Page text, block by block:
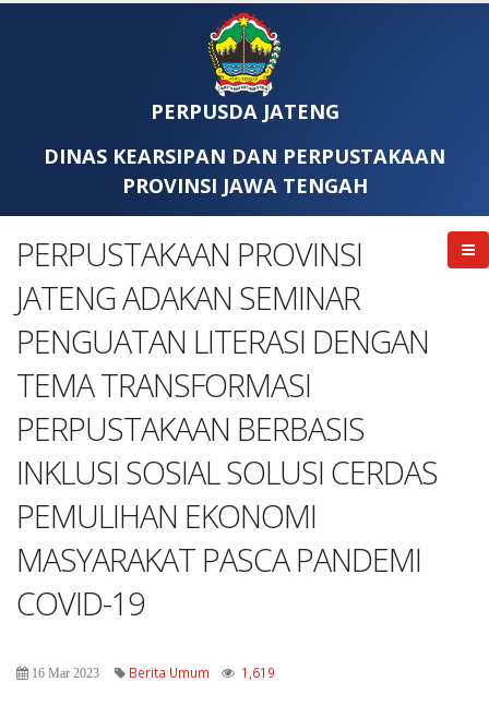
PERPUSDA JATENG
DINAS KEARSIPAN DAN PERPUSTAKAAN
PROVINSI JAWA TENGAH
PERPUSTAKAAN PROVINSI
JATENG ADAKAN SEMINAR
PENGUATAN LITERASI DENGAN
TEMA TRANSFORMASI
PERPUSTAKAAN BERBASIS
INKLUSI SOSIAL SOLUSI CERDAS
PEMULIHAN EKONOMI
MASYARAKAT PASCA PANDEMI
COVID-19
16 Mar 2023 Berita Umum 1,619